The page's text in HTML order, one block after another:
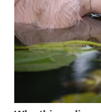
LAPAK
WAHANA
Wahana
Network
KONSUMEN
LISTRIK